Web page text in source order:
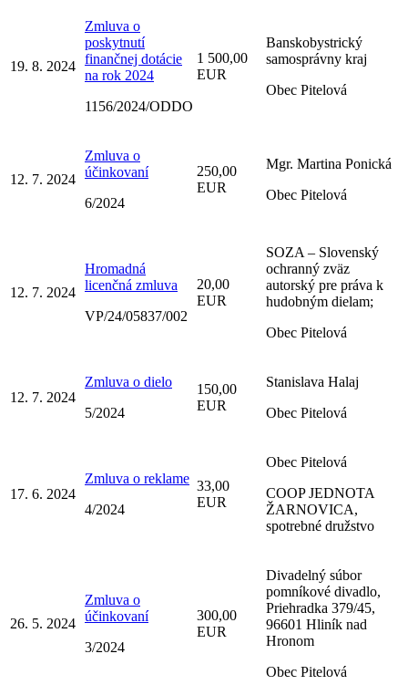
19. 8. 2024
Zmluva o
poskytnutí
finančnej dotácie
na rok 2024
1156/2024/ODDO
1 500,00
EUR
Banskobystrický
samosprávny kraj
Obec Pitelová
12. 7. 2024
Zmluva o
účinkovaní
6/2024
250,00
EUR
Mgr. Martina Ponická
Obec Pitelová
12. 7. 2024
Hromadná
licenčná zmluva
VP/24/05837/002
20,00
EUR
SOZA – Slovenský
ochranný zväz
autorský pre práva k
hudobným dielam;
Obec Pitelová
12. 7. 2024
Zmluva o dielo
5/2024
150,00
EUR
Stanislava Halaj
Obec Pitelová
17. 6. 2024
Zmluva o reklame
4/2024
33,00
EUR
Obec Pitelová
COOP JEDNOTA
ŽARNOVICA,
spotrebné družstvo
26. 5. 2024
Zmluva o
účinkovaní
3/2024
300,00
EUR
Divadelný súbor
pomníkové divadlo,
Priehradka 379/45,
96601 Hliník nad
Hronom
Obec Pitelová